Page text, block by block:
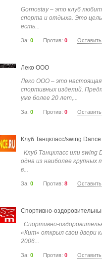
Gornostay – это клуб
спорта и отдыха. Это
есть...
За: 0 Против: 0
Леко ООО
Леко ООО – это
спортивных изделий.
уже более 20 лет,...
За: 0 Против: 0
Клуб Танцкласс/swing
Клуб Танцкласс или swing
одна из наиболее крупных
в...
За: 0 Против: 8
Спортивно-
Спортивно-
«Кит» открыл свои двери
2006...
За: 0 Против: 0